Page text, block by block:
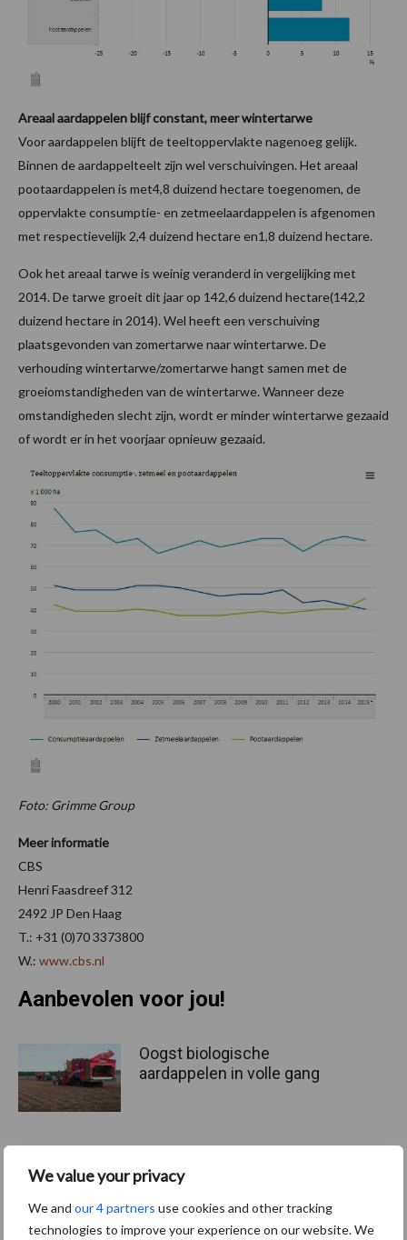
We value your privacy
We and our 4 partners use cookies and other tracking
technologies to improve your experience on our website. We
Areaal aardappelen blijf constant, meer wintertarwe
Voor aardappelen blijft de teeltoppervlakte nagenoeg gelijk.
Binnen de aardappelteelt zijn wel verschuivingen. Het areaal
pootaardappelen is met4,8 duizend hectare toegenomen, de
oppervlakte consumptie- en zetmeelaardappelen is afgenomen
met respectievelijk 2,4 duizend hectare en1,8 duizend hectare.
Ook het areaal tarwe is weinig veranderd in vergelijking met
2014. De tarwe groeit dit jaar op 142,6 duizend hectare(142,2
duizend hectare in 2014). Wel heeft een verschuiving
plaatsgevonden van zomertarwe naar wintertarwe. De
verhouding wintertarwe/zomertarwe hangt samen met de
groeiomstandigheden van de wintertarwe. Wanneer deze
omstandigheden slecht zijn, wordt er minder wintertarwe gezaaid
of wordt er in het voorjaar opnieuw gezaaid.
Foto: Grimme Group
Meer informatie
CBS
Henri Faasdreef 312
2492 JP Den Haag
T.: +31 (0)70 3373800
W.: www.cbs.nl
Aanbevolen voor jou!
Oogst biologische
aardappelen in volle gang
Nieuwe compacte
van AVR